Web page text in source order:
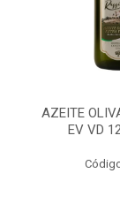
AZEITE
EV VD